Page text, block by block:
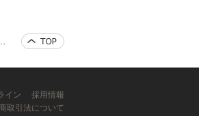
イン
採用情報
取引法について